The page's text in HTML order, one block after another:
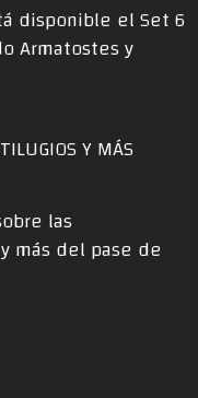
disponible el Set 6
Armatostes y
Y MÁS
las
más del pase de